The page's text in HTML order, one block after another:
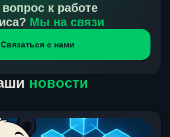
от тебя, а на другой части
на сайте, является
сомневаешься, напиши в онлайн-
разобраться.
к работе
Мы на связи
Связаться с нами
новости